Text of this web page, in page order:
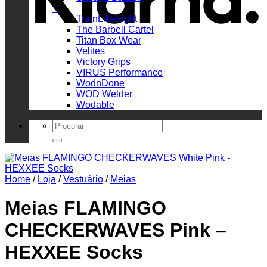
_
TrainLikeFight
The Barbell Cartel
Titan Box Wear
Velites
Victory Grips
VIRUS Performance
WodnDone
WOD Welder
Wodable
Search
for:
Home / Loja / Vestuário / Meias
Meias FLAMINGO
CHECKERWAVES Pink –
HEXXEE Socks